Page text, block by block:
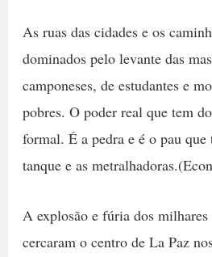
As ruas das cidades e os
dominados pelo levante das
camponeses, de estudantes e
pobres. O poder real que tem
formal. É a pedra e é o pau
tanque e as
A explosão e fúria dos milhares
cercaram o centro de La Paz